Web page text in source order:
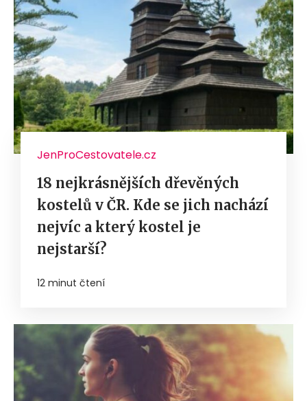
JenProCestovatele.cz
18 nejkrásnějších dřevěných
kostelů v ČR. Kde se jich nachází
nejvíc a který kostel je
nejstarší?
12 minut čtení